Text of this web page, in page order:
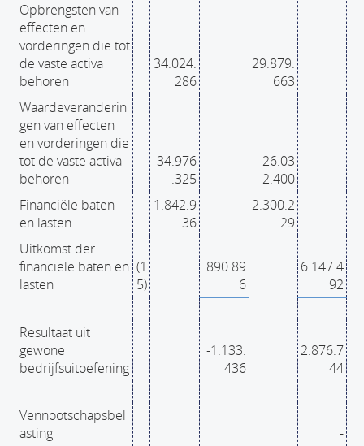
Opbrengsten van
effecten en
vorderingen die tot
de vaste activa
behoren
34.024.
286
29.879.
663
Waardeveranderin
gen van effecten
en vorderingen die
tot de vaste activa
behoren
-34.976
.325
-26.03
2.400
Financiële baten
en lasten
1.842.9
36
2.300.2
29
Uitkomst der
financiële baten en
lasten
(1
5)
890.89
6
6.147.4
92
Resultaat uit
gewone
bedrijfsuitoefening
-1.133.
436
2.876.7
44
Vennootschapsbel
asting
-